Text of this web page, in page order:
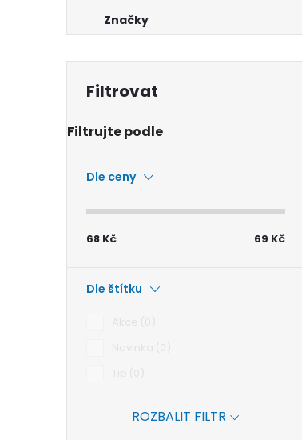
Značky
Dle ceny
68 Kč 69 Kč
Dle štítku
ROZBALIT FILTR